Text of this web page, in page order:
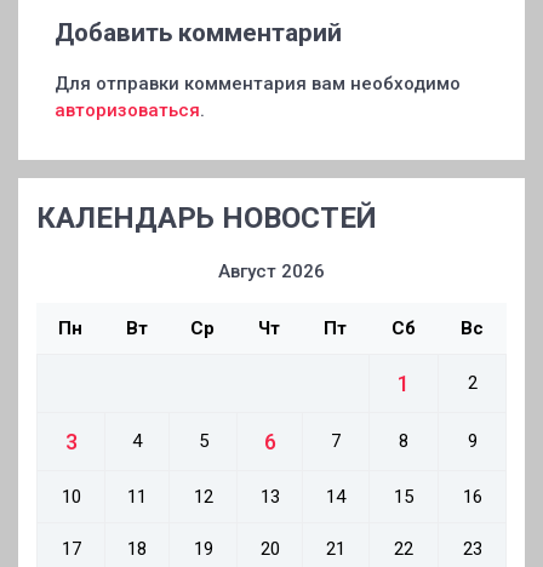
Добавить комментарий
Для отправки комментария вам необходимо
авторизоваться.
КАЛЕНДАРЬ НОВОСТЕЙ
Август 2026
Пн Вт Ср Чт Пт Сб Вс
1 2
3 4 5 6 7 8 9
10 11 12 13 14 15 16
17 18 19 20 21 22 23